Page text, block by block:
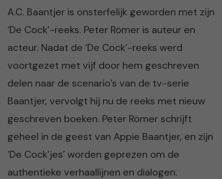
A.C. Baantjer is onsterfelijk geworden met zijn
‘De Cock’-reeks. Peter Römer is auteur en
acteur. Nadat de ‘De Cock’-reeks werd
voortgezet met vijf door hem geschreven
delen naar de scenario’s van de tv-serie
Baantjer, vervolgt hij nu de reeks met nieuw
geschreven boeken. Peter Römer schrijft
geheel in de geest van Appie Baantjer, en zijn
‘De Cock’jes’ worden geprezen om de
authentieke verhaallijnen en dialogen.